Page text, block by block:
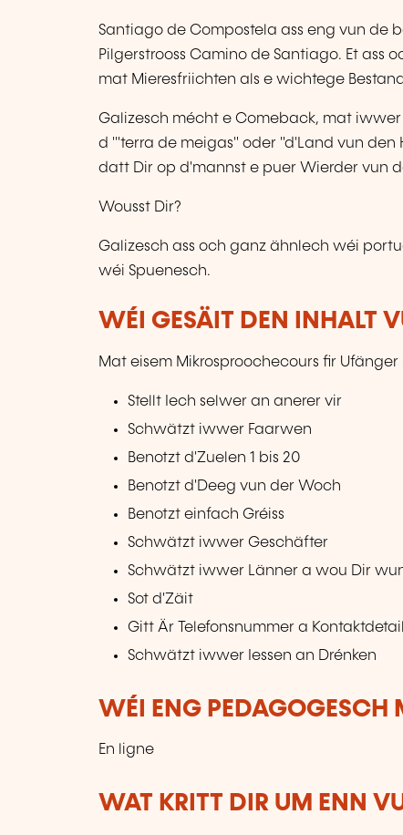
Santiago de Compostela ass eng vun de
Pilgerstrooss Camino de Santiago. Et ass
mat Mieresfriichten als e wichtege
Galizesch mécht e Comeback, mat
d '"terra de meigas" oder "d'Land vun
datt Dir op d'mannst e puer Wierder vun
Wousst Dir?
Galizesch ass och ganz ähnlech wéi
wéi Spuenesch.
WÉI GESÄIT DEN INHALT
Mat eisem Mikrosproochecours fir Ufänger
Stellt Iech selwer an anerer vir
Schwätzt iwwer Faarwen
Benotzt d'Zuelen 1 bis 20
Benotzt d'Deeg vun der Woch
Benotzt einfach Gréiss
Schwätzt iwwer Geschäfter
Schwätzt iwwer Länner a wou Dir
Sot d'Zäit
Gitt Är Telefonsnummer a
Schwätzt iwwer Iessen an Drénken
WÉI ENG PEDAGOGESCH
En ligne
WAT KRITT DIR UM ENN